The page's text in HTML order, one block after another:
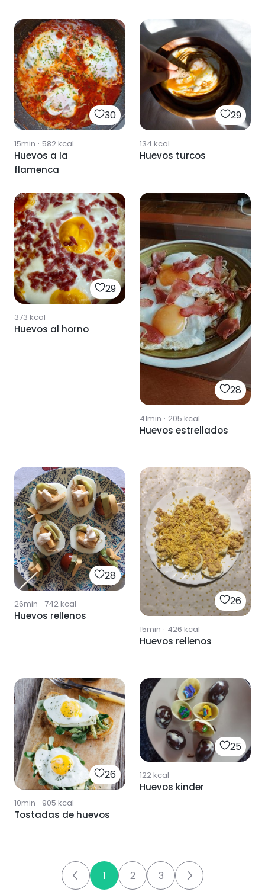
30
15min · 582kcal
Huevos a la
flamenca
29
134 kcal
Huevos turcos
29
373 kcal
Huevos al horno
28
41min · 205 kcal
Huevos estrellados
28
26min · 742kcal
Huevos rellenos
26
15min · 426 kcal
Huevos rellenos
26
10min · 905 kcal
Tostadas de huevos
25
122kcal
Huevos kinder
1 2 3